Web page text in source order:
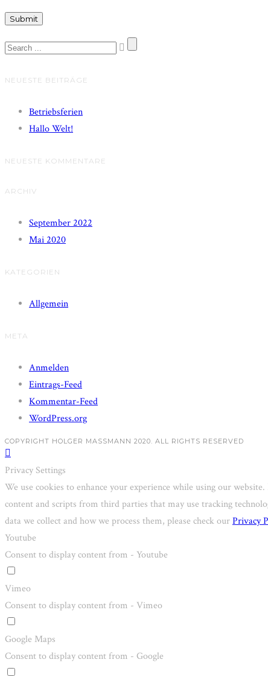
NEUESTE BEITRÄGE
Betriebsferien
Hallo Welt!
NEUESTE KOMMENTARE
ARCHIV
September 2022
Mai 2020
KATEGORIEN
Allgemein
META
Anmelden
Eintrags-Feed
Kommentar-Feed
WordPress.org
COPYRIGHT HOLGER MASSMANN 2020. ALL RIGHTS RESERVED
Privacy Settings
We use cookies to enhance your experience while using our
content and scripts from third parties that may use tracking
data we collect and how we process them, please check ourPrivacy
Youtube
Consent to display content from - Youtube
Vimeo
Consent to display content from - Vimeo
Google Maps
Consent to display content from - Google